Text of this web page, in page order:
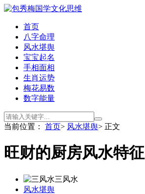
首页
八字命理
风水堪舆
宝宝起名
手相面相
生肖运势
梅花易数
数字能量
当前位置： 首页> 风水堪舆> 正文
旺财的厨房风水特征
三风水
风水堪舆